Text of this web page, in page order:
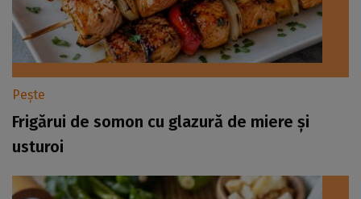
Pește
Frigărui de somon cu glazură de miere și
usturoi